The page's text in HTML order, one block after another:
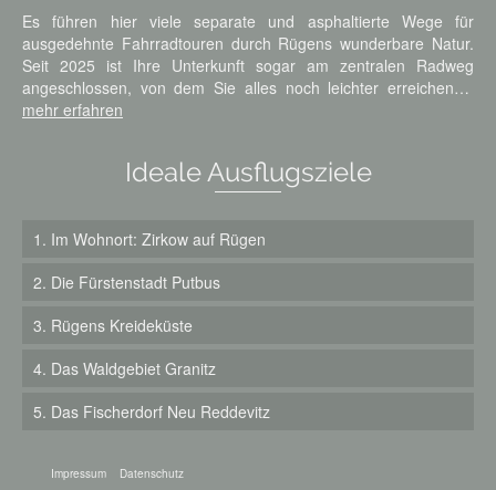
Es führen hier viele separate und asphaltierte Wege für
ausgedehnte Fahrradtouren durch Rügens wunderbare Natur.
Seit 2025 ist Ihre Unterkunft sogar am zentralen Radweg
angeschlossen, von dem Sie alles noch leichter erreichen…
mehr erfahren
Ideale Ausflugsziele
1. Im Wohnort: Zirkow auf Rügen
2. Die Fürstenstadt Putbus
3. Rügens Kreideküste
4. Das Waldgebiet Granitz
5. Das Fischerdorf Neu Reddevitz
Impressum Datenschutz